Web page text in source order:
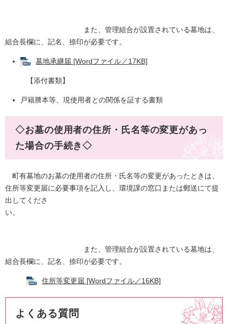
また、管理組合が設置されている墓地は、
組合長欄に、記名、捺印が必要です。
墓地承継届 [Wordファイル／17KB]
【添付書類】
戸籍謄本等、現使用者との関係を証する書類
◇お墓の使用者の住所・氏名等の変更があっ
た場合の手続き◇
町有墓地のお墓の使用者の住所・氏名等の変更があったときは、
住所等変更届に必要事項を記入し、環境課の窓口または郵送にて提
出してくださ
い。
また、管理組合が設置されている墓地は、
組合長欄に、記名、捺印が必要です。
住所等変更届 [Wordファイル／16KB]
よくある質問